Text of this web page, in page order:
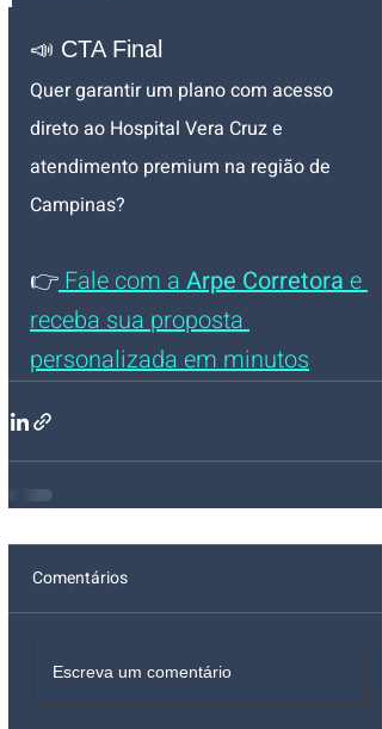
📣 CTA Final
Quer garantir um plano com acesso
direto ao Hospital Vera Cruz e
atendimento premium na região de
Campinas?
👉 Fale com a Arpe Corretora e
receba sua proposta
personalizada em minutos
Comentários
Escreva um comentário